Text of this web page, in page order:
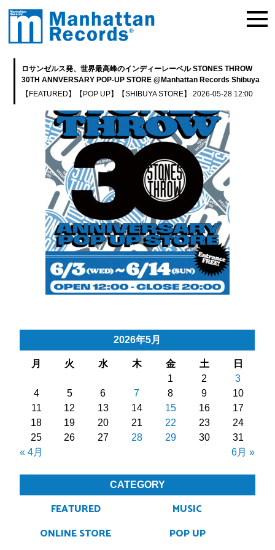
ロサンゼルス発、世界最高峰のインディーレーベル STONES THROW
30TH ANNVERSARY POP-UP STORE @Manhattan Records Shibuya
【FEATURED】
【POP UP】 【SHIBUYA STORE】 2026-05-28 12:00
2026年5月
月 火 水 木 金 土 日
« 4月 6月 »
1 2
3
4
5 6 7 8 9
10
11
12 13 14 15 16
17
18
19 20 21 22 23
24
25
26 27 28 29 30 31
CATEGORY
FEATURED
MUSIC
ONLINE STORE
POP UP